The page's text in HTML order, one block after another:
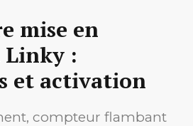
mise en
Linky :
et activation
compteur flambant